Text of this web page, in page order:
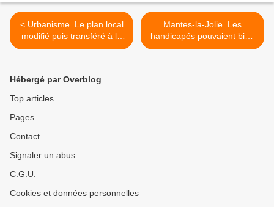
< Urbanisme. Le plan local
modifié puis transféré à la
CAMY en quelques
Mantes-la-Jolie. Les
handicapés pouvaient bien
attendre. >
Hébergé par Overblog
Top articles
Pages
Contact
Signaler un abus
C.G.U.
Cookies et données personnelles